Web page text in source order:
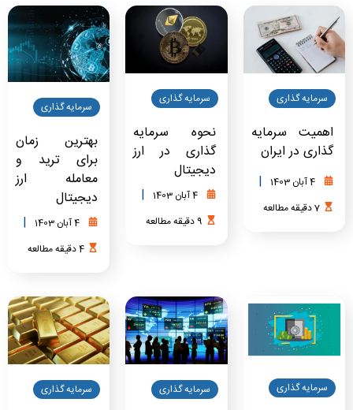
سرمایه گذاری
اهمیت سرمایه
گذاری در ایران
4 آبان 1403 |
7دقیقهمطالعه
سرمایه گذاری
نحوه سرمایه
گذاری در ارز
دیجیتال
4 آبان 1403 |
9دقیقهمطالعه
سرمایه گذاری
بهترین زمان
برای ترید و
معامله ارز
دیجیتال
4 آبان 1403 |
4دقیقهمطالعه
سرمایه گذاری سرمایه گذاری سرمایه گذاری